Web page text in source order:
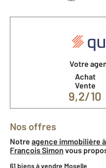
Votre
Achat
Vente
9,2/10
Nos offres
Notre agence immobilière
François Simon vous
61 biens à vendre Moselle